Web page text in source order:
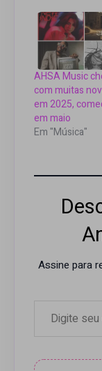
AHSA Music
com muitas
em 2025,
em maio
Em "Música"
Assine para